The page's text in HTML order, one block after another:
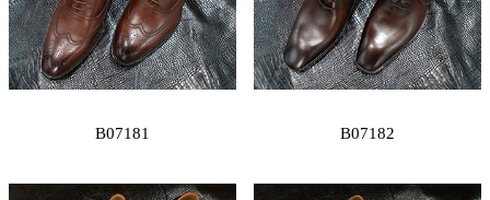
B07181 B07182